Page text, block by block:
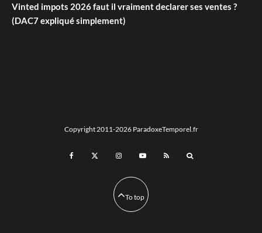
Vinted impots 2026 faut il vraiment declarer ses ventes ?
(DAC7 expliqué simplement)
Copyright 2011-2026 ParadoxeTemporel.fr
To top